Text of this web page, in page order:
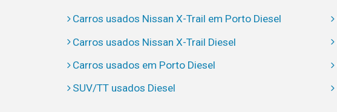
Carros usados Nissan X-Trail em Porto Diesel
Carros usados Nissan X-Trail Diesel
Carros usados em Porto Diesel
SUV/TT usados Diesel